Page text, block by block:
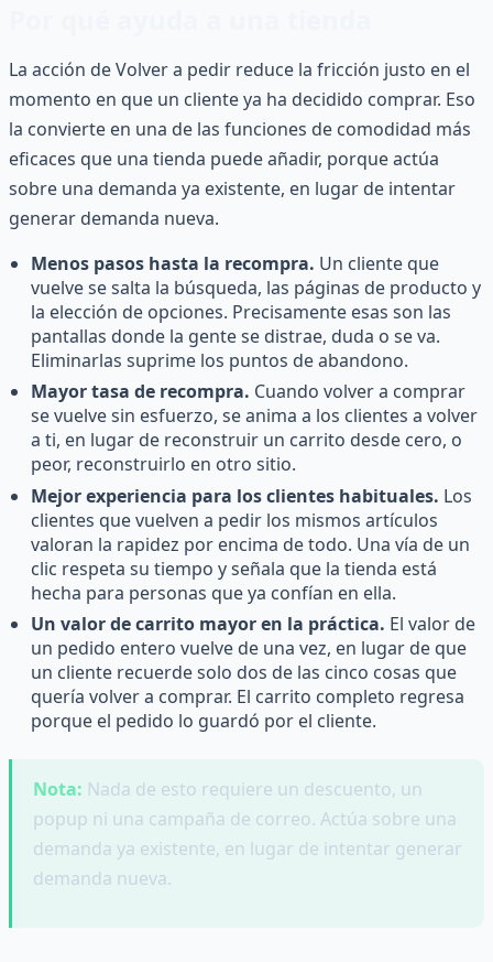
La acción de Volver a pedir reduce la fricción justo en el
momento en que un cliente ya ha decidido comprar. Eso
la convierte en una de las funciones de comodidad más
eficaces que una tienda puede añadir, porque actúa
sobre una demanda ya existente, en lugar de intentar
generar demanda nueva.
Menos pasos hasta la recompra. Un cliente que
vuelve se salta la búsqueda, las páginas de producto y
la elección de opciones. Precisamente esas son las
pantallas donde la gente se distrae, duda o se va.
Eliminarlas suprime los puntos de abandono.
Mayor tasa de recompra. Cuando volver a comprar
se vuelve sin esfuerzo, se anima a los clientes a volver
a ti, en lugar de reconstruir un carrito desde cero, o
peor, reconstruirlo en otro sitio.
Mejor experiencia para los clientes habituales. Los
clientes que vuelven a pedir los mismos artículos
valoran la rapidez por encima de todo. Una vía de un
clic respeta su tiempo y señala que la tienda está
hecha para personas que ya confían en ella.
Un valor de carrito mayor en la práctica. El valor de
un pedido entero vuelve de una vez, en lugar de que
un cliente recuerde solo dos de las cinco cosas que
quería volver a comprar. El carrito completo regresa
porque el pedido lo guardó por el cliente.
Nota: Nada de esto requiere un descuento, un
popup ni una campaña de correo. Actúa sobre una
demanda ya existente, en lugar de intentar generar
demanda nueva.